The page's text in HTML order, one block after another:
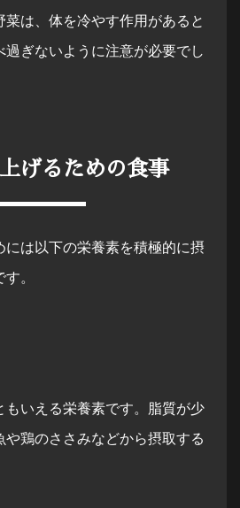
は、体を冷やす作用があると
過ぎないように注意が必要でし
げるための食事
には以下の栄養素を積極的に摂
。
もいえる栄養素です。脂質が少
や鶏のささみなどから摂取する